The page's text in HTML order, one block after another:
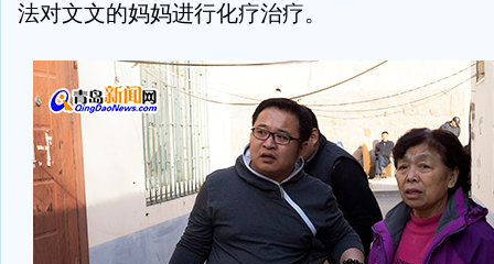
法对文文的妈妈进行化疗治疗。